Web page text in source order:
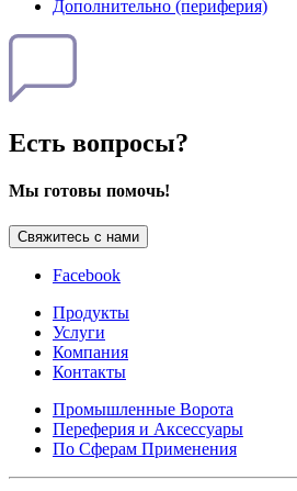
Дополнительно (периферия)
Есть вопросы?
Мы готовы помочь!
Свяжитесь с нами
Facebook
Продукты
Услуги
Компания
Контакты
Промышленные Ворота
Переферия и Аксессуары
По Сферам Применения